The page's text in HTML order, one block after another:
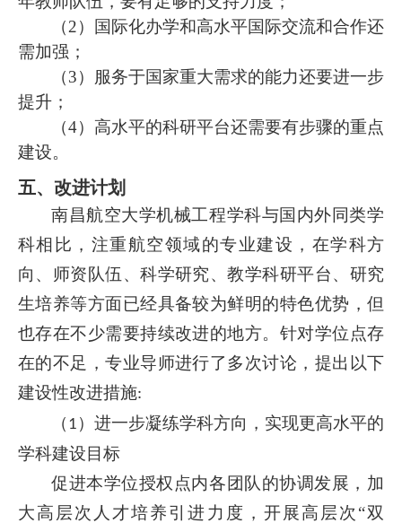
（2）国际化办学和高水平国际交流和合作还
需加强；
（3）服务于国家重大需求的能力还要进一步
提升；
（4）高水平的科研平台还需要有步骤的重点
建设。
五、改进计划
南昌航空大学机械工程学科与国内外同类学
科相比，注重航空领域的专业建设，在学科方
向、师资队伍、科学研究、教学科研平台、研究
生培养等方面已经具备较为鲜明的特色优势，但
也存在不少需要持续改进的地方。针对学位点存
在的不足，专业导师进行了多次讨论，提出以下
建设性改进措施:
（ 1 ）进一步凝练学科方向，实现更高水平的
学科建设目标
促进本学位授权点内各团队的协调发展，加
大高层次人才培养引进力度，开展高层次 “双